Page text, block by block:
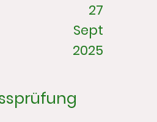
27
Sept
2025